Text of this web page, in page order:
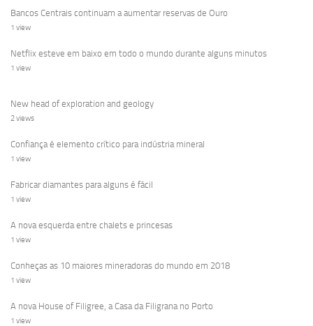
Bancos Centrais continuam a aumentar reservas de Ouro
1 view
Netflix esteve em baixo em todo o mundo durante alguns minutos
1 view
New head of exploration and geology
2 views
Confiança é elemento crítico para indústria mineral
1 view
Fabricar diamantes para alguns é fácil
1 view
A nova esquerda entre chalets e princesas
1 view
Conheças as 10 maiores mineradoras do mundo em 2018
1 view
A nova House of Filigree, a Casa da Filigrana no Porto
1 view